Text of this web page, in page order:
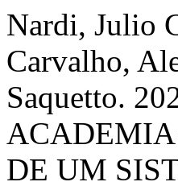
Nardi, Julio
Carvalho,
Saquetto.
DE UM